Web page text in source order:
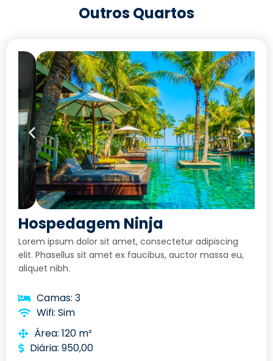
Outros Quartos
Hospedagem Ninja
Lorem ipsum dolor sit amet, consectetur adipiscing
elit. Phasellus sit amet ex faucibus, auctor massa eu,
aliquet nibh.
Camas: 3
Wifi: Sim
Área: 120 m²
Diária: 950,00